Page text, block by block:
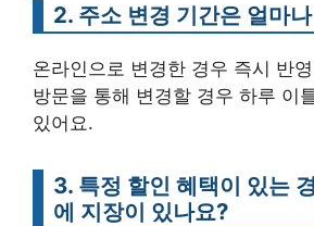
2. 주소 변경 기간은 얼마
온라인으로 변경한 경우 즉시 반
방문을 통해 변경할 경우 하루 이
있어요.
3. 특정 할인 혜택이 있는
에 지장이 있나요?